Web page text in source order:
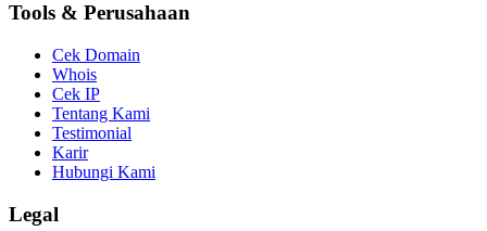
Tools & Perusahaan
Cek Domain
Whois
Cek IP
Tentang Kami
Testimonial
Karir
Hubungi Kami
Legal